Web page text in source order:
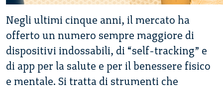
Negli ultimi cinque anni, il mercato ha
offerto un numero sempre maggiore di
dispositivi indossabili, di “self-tracking” e
di app per la salute e per il benessere fisico
e mentale. Si tratta di strumenti che